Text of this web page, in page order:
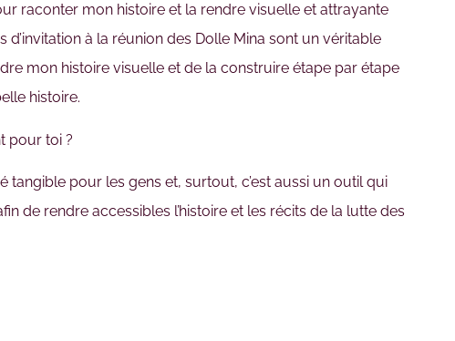
raconter mon histoire et la rendre visuelle et attrayante
d’invitation à la réunion des Dolle Mina sont un véritable
mon histoire visuelle et de la construire étape par étape
histoire.
pour toi ?
tangible pour les gens et, surtout, c’est aussi un outil qui
de rendre accessibles l’histoire et les récits de la lutte des